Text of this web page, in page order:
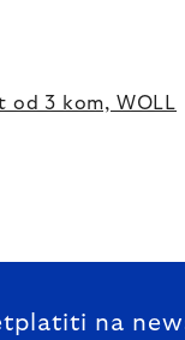
od 3 kom, WOLL
na